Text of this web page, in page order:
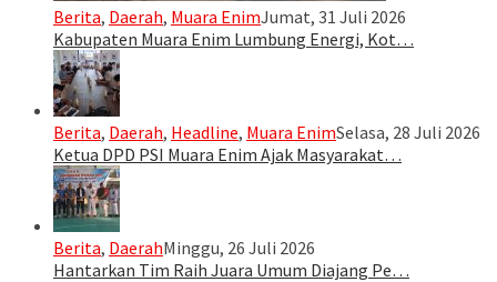
Berita, Daerah, Muara EnimJumat, 31 Juli 2026
Kabupaten Muara Enim Lumbung Energi, Kot…
Berita, Daerah, Headline, Muara EnimSelasa, 28 Juli 2026
Ketua DPD PSI Muara Enim Ajak Masyarakat…
Berita, DaerahMinggu, 26 Juli 2026
Hantarkan Tim Raih Juara Umum Diajang Pe…